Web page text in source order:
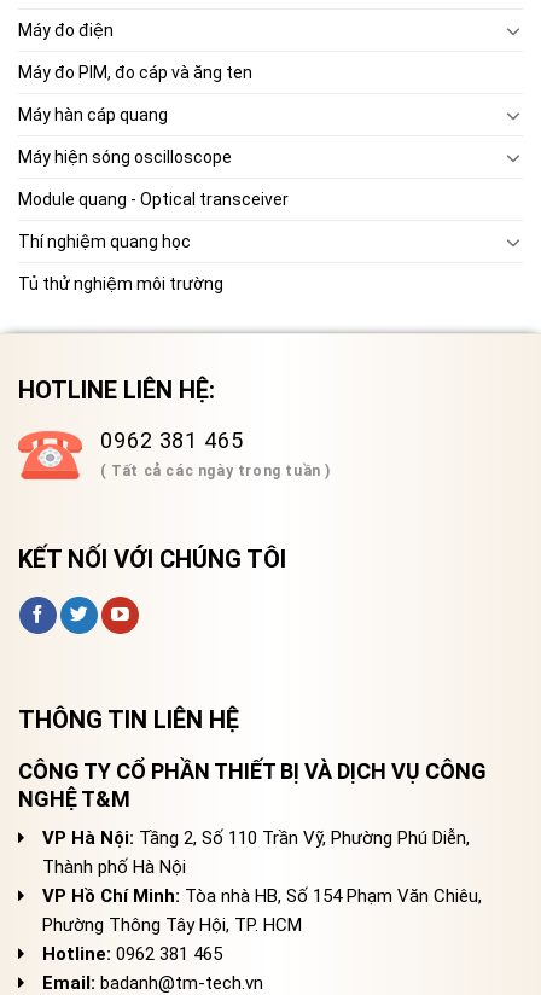
Máy đo điện
Máy đo PIM, đo cáp và ăng ten
Máy hàn cáp quang
Máy hiện sóng oscilloscope
Module quang - Optical transceiver
Thí nghiệm quang học
Tủ thử nghiệm môi trường
HOTLINE LIÊN HỆ:
0962 381 465
( Tất cả các ngày trong tuần )
KẾT NỐI VỚI CHÚNG TÔI
THÔNG TIN LIÊN HỆ
CÔNG TY CỔ PHẦN THIẾT BỊ VÀ DỊCH VỤ CÔNG
NGHỆ T&M
VP Hà Nội: Tầng 2, Số 110 Trần Vỹ, Phường Phú Diễn,
Thành phố Hà Nội
VP Hồ Chí Minh: Tòa nhà HB, Số 154 Phạm Văn Chiêu,
Phường Thông Tây Hội, TP. HCM
Hotline: 0962 381 465
Email: badanh@tm-tech.vn